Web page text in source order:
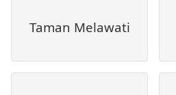
Taman Melawati